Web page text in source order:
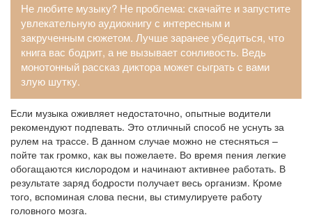
Не любите музыку? Не проблема: скачайте и запустите
увлекательную аудиокнигу с интересным и
закрученным сюжетом. Лучше заранее убедиться, что
книга вас бодрит, а не вызывает сонливость. Ведь
монотонный рассказ диктора может сыграть с вами
злую шутку.
Если музыка оживляет недостаточно, опытные водители
рекомендуют подпевать. Это отличный способ не уснуть за
рулем на трассе. В данном случае можно не стесняться –
пойте так громко, как вы пожелаете. Во время пения легкие
обогащаются кислородом и начинают активнее работать. В
результате заряд бодрости получает весь организм. Кроме
того, вспоминая слова песни, вы стимулируете работу
головного мозга.